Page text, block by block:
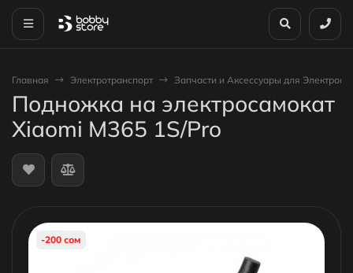
Главная Электротранспорт Запчасти и Аксессуары для
Подножка на электросамокат
Xiaomi M365 1S/Pro
-200 сом